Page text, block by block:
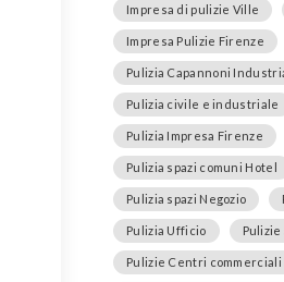
Impresa di pulizie Ville
Impresa Pulizie Firenze
Pulizia Capannoni
Pulizia civile e industriale
Pulizia Impresa Firenze
Pulizia spazi comuni Hotel
Pulizia spazi Negozio
Pulizia Ufficio
Pulizie Centri commerciali